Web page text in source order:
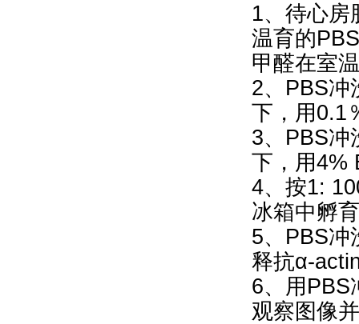
1、待心房
温育的
甲醛在室
2、PBS
下，用0.1
3、PBS冲
下，用4%
4、按1:
冰箱中孵
5、PBS冲
释抗α-
6、用PBS
观察图像